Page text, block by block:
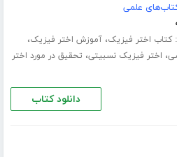
علمی
کتاب اختر فیزیک،آموزش اختر فیزیک،
، اختر فیزیک نسبیتی، تحقیق در مورد اختر
دانلود کتاب